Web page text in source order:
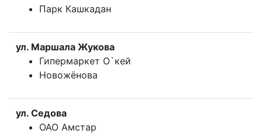
Парк Кашкадан
ул. Маршала Жукова
Гипермаркет О`кей
Новожёнова
ул. Седова
ОАО Амстар